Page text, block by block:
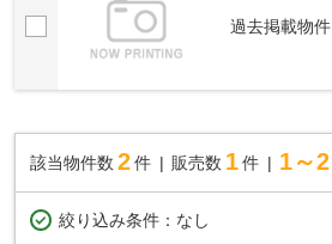
過去掲載物件
該当物件数 2件 販売数 1 件 1～2
絞り込み条件： なし